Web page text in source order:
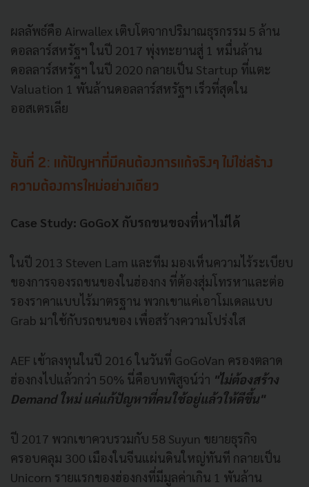
ผลลัพธ์คือ Airwallex เติบโตจากปริมาณธุรกรรม 5 ล้าน
ดอลลาร์สหรัฐฯ ในปี 2017 พุ่งทะยานสู่ 1 หมื่นล้าน
ดอลลาร์สหรัฐฯ ในปี 2020 กลายเป็น Startup ที่แตะ
Valuation 1 พันล้านดอลลาร์สหรัฐฯ เร็วที่สุดใน
ออสเตรเลีย
ชั้นที่ 2: แก้ปัญหาที่มีคนต้องการแก้จริงๆ ไม่ใช่สร้าง
ความต้องการใหม่อย่างเดียว
Case Study: GoGoX กับรถขนของที่หาไม่ได้
ในปี 2013 Steven Lam และทีม มองเห็นความไร้ระเบียบ
ของการจองรถขนของในฮ่องกง ที่ต้องสุ่มโทรหาและต่อ
รองราคาแบบไร้มาตรฐาน พวกเขาแค่เอาโมเดลแบบ
Grab มาใช้กับรถขนของ เพื่อสร้างความโปร่งใส
AEF เข้าลงทุนในปี 2016 ในวันที่ GoGoVan ครองตลาด
ฮ่องกงไปแล้วกว่า 50% นี่คือบทพิสูจน์ว่า "ไม่ต้องสร้าง
Demand ใหม่ แค่แก้ปัญหาที่คนใช้อยู่แล้วให้ดีขึ้น"
ปี 2017 พวกเขาควบรวมกับ 58 Suyun ขยายธุรกิจ
ครอบคลุม 300 เมืองในจีนแผ่นดินใหญ่ทันที กลายเป็น
Unicorn รายแรกของฮ่องกงที่มีมูลค่าเกิน 1 พันล้าน